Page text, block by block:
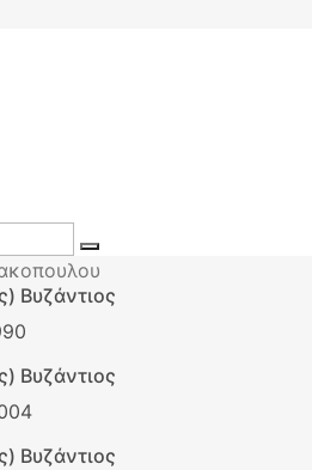
Βυζάντιος
Βυζάντιος
Βυζάντιος